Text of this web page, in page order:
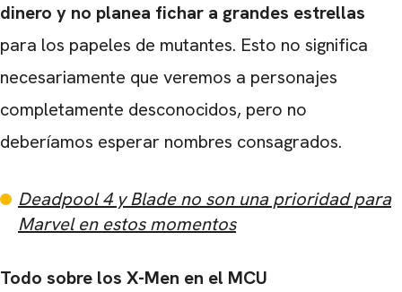
dinero y no planea fichar a grandes estrellas
para los papeles de mutantes. Esto no significa
necesariamente que veremos a personajes
completamente desconocidos, pero no
deberíamos esperar nombres consagrados.
Deadpool 4 y Blade no son una prioridad para
Marvel en estos momentos
Todo sobre los X-Men en el MCU